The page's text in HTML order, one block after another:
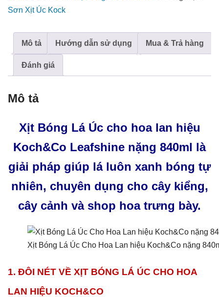
840ml
lượng
Sơn Xịt Úc Kock
Mô tả Hướng dẫn sử dụng Mua & Trả hàng
Đánh giá
Mô tả
Xịt Bóng Lá Úc cho hoa lan hiệu
Koch&Co Leafshine nặng 840ml là
giải pháp giúp lá luôn xanh bóng tự
nhiên, chuyên dụng cho cây kiểng,
cây cảnh và shop hoa trưng bày.
Xịt Bóng Lá Úc Cho Hoa Lan hiệu Koch&Co nặng
1. ĐÔI NÉT VỀ XỊT BÓNG LÁ ÚC CHO HOA
LAN HIỆU KOCH&CO